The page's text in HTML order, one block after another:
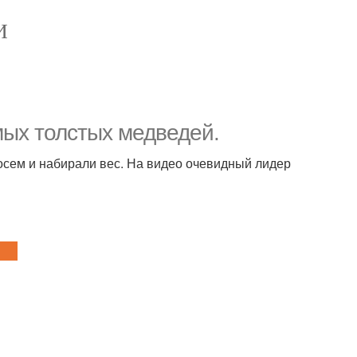
толстых медведей.
и набирали вес. На видео очевидный лидер